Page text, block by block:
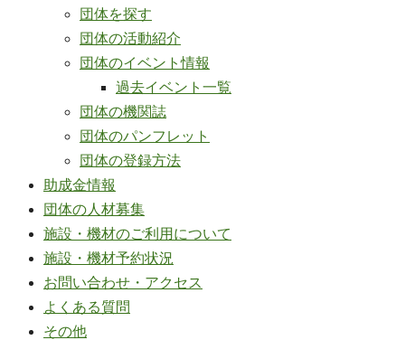
団体を探す
団体の活動紹介
団体のイベント情報
過去イベント一覧
団体の機関誌
団体のパンフレット
団体の登録方法
助成金情報
団体の人材募集
施設・機材のご利用について
施設・機材予約状況
お問い合わせ・アクセス
よくある質問
その他